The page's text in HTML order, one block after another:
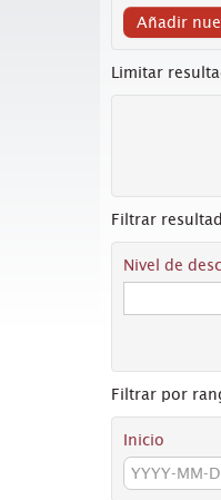
Añadir
Limitar
Filtrar
Nivel de
Filtrar por
Inicio